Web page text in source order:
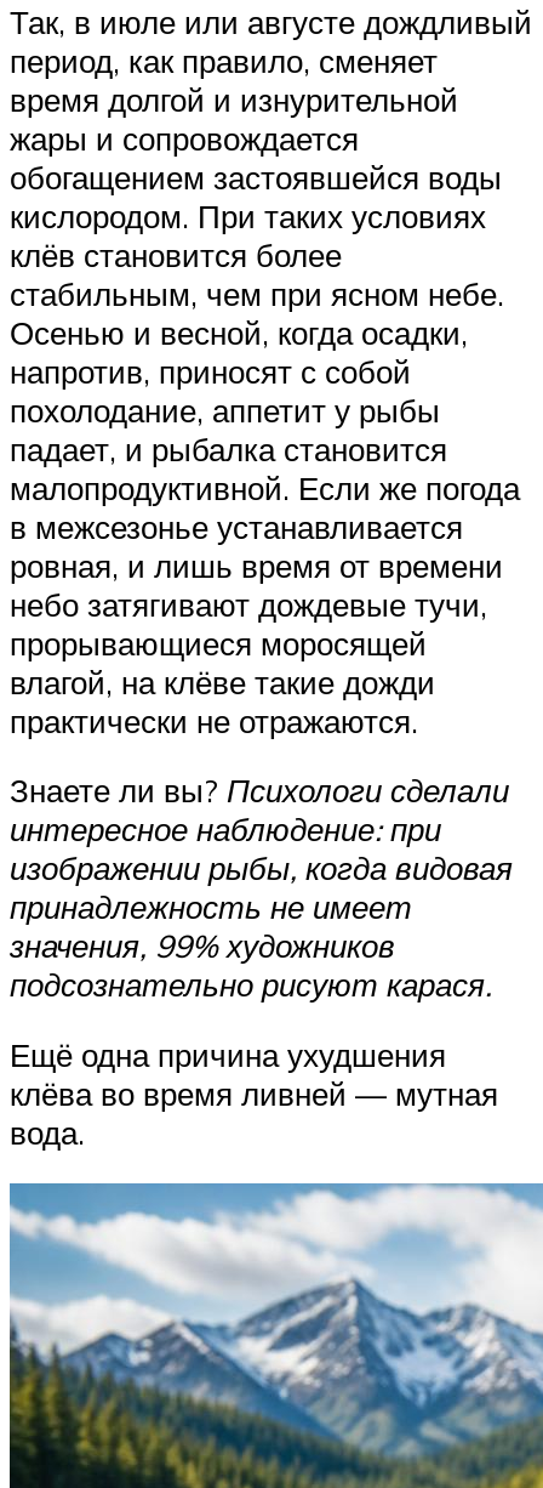
Так, в июле или августе дождливый
период, как правило, сменяет
время долгой и изнурительной
жары и сопровождается
обогащением застоявшейся воды
кислородом. При таких условиях
клёв становится более
стабильным, чем при ясном небе.
Осенью и весной, когда осадки,
напротив, приносят с собой
похолодание, аппетит у рыбы
падает, и рыбалка становится
малопродуктивной. Если же погода
в межсезонье устанавливается
ровная, и лишь время от времени
небо затягивают дождевые тучи,
прорывающиеся моросящей
влагой, на клёве такие дожди
практически не отражаются.
Знаете ли вы? Психологи сделали
интересное наблюдение: при
изображении рыбы, когда видовая
принадлежность не имеет
значения, 99% художников
подсознательно рисуют карася.
Ещё одна причина ухудшения
клёва во время ливней — мутная
вода.